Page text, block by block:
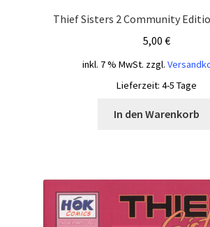
Thief Sisters 2 Community
5,00 €
inkl. 7 % MwSt. zzgl.
Lieferzeit: 4-5 Tage
In den Warenkorb